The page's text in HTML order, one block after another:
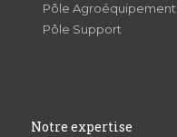
Pôle Agroéquipement
Pôle Support
Notre expertise